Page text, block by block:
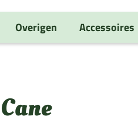
Overigen Accessoires